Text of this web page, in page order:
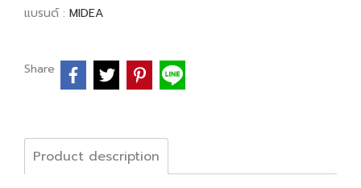
แบรนด์ : MIDEA
Share
Product description